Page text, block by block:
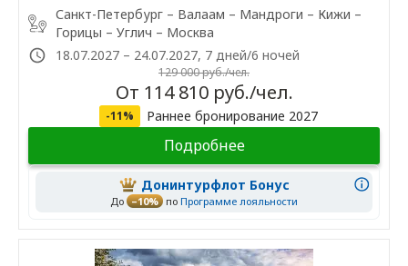
Санкт-Петербург – Валаам – Мандроги – Кижи –
Горицы – Углич – Москва
18.07.2027 – 24.07.2027, 7 дней/6 ночей
129 000 руб./чел.
От 114 810 руб./чел.
-11% Раннее бронирование 2027
Подробнее
Донинтурфлот Бонус
До –10% по Программе лояльности